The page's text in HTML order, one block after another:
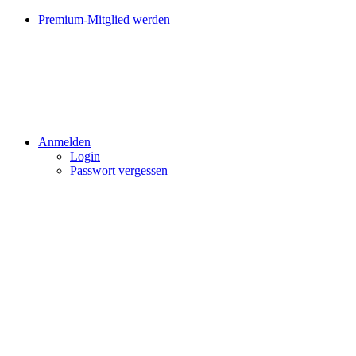
Premium-Mitglied werden
Anmelden
Login
Passwort vergessen